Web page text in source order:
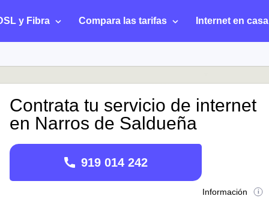
y Fibra Compara las tarifas Internet en casa
Contrata tu servicio de internet
en Narros de Saldueña
919 014 242
Información